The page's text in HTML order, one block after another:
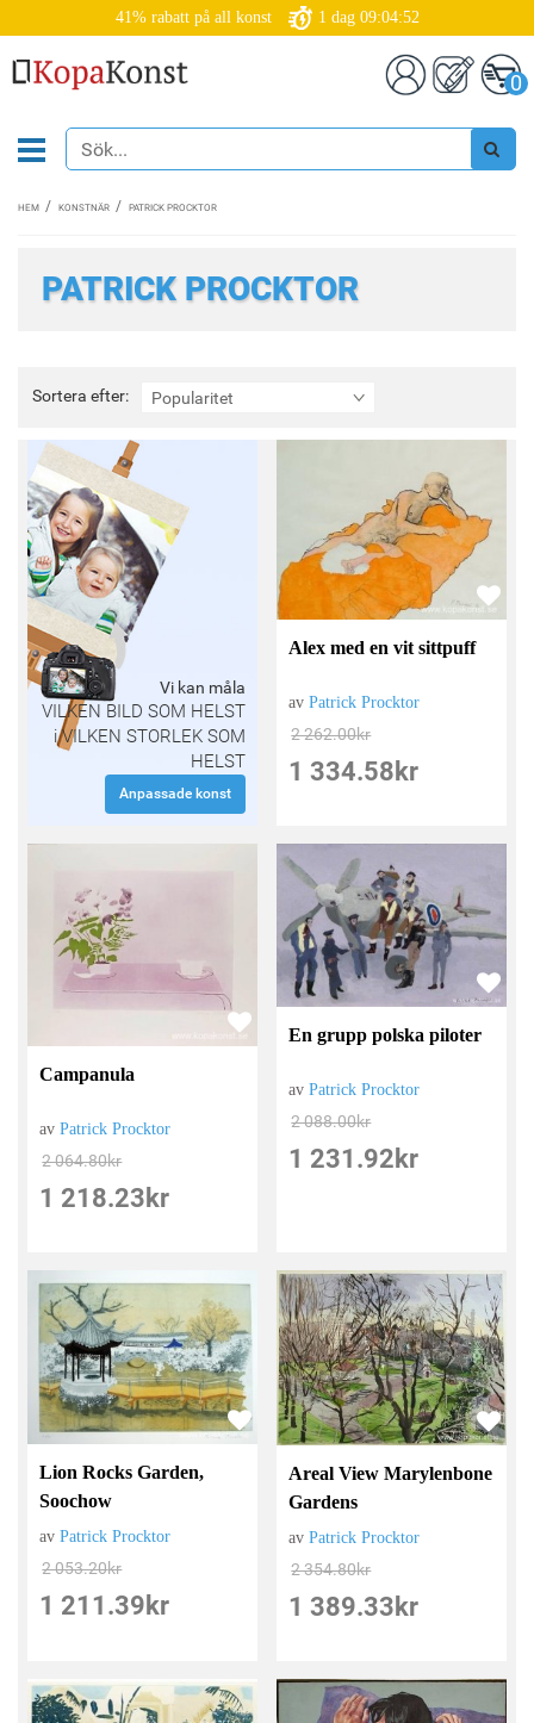
41% rabatt på all konst 1 dag 09:04:50
0
HEM KONSTNÄR PATRICK PROCKTOR
PATRICK PROCKTOR
Sortera efter: Popularitet
Sortera
efter:
Vi kan måla
VILKEN BILD SOM HELST
i VILKEN STORLEK SOM
HELST
Anpassade konst
Alex med en vit sittpuff
avPatrick Procktor
2 262.00kr
1 334.58 kr
Campanula
avPatrick Procktor
2 064.80kr
1 218.23 kr
En grupp polska piloter
avPatrick Procktor
2 088.00kr
1 231.92 kr
Lion Rocks Garden,
Soochow
avPatrick Procktor
2 053.20kr
1 211.39 kr
Areal View Marylenbone
Gardens
avPatrick Procktor
2 354.80kr
1 389.33 kr